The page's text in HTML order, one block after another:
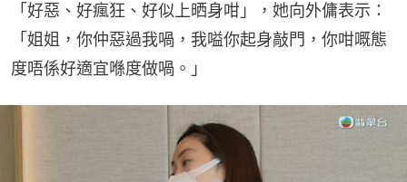
「好惡、好瘋狂、好似上晒身咁」，她向外傭表示：
「姐姐，你仲惡過我喎，我嗌你起身敲門，你咁嘅態
度唔係好適宜喺度做喎。」